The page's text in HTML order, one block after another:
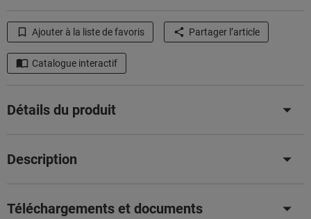
Ajouter à la liste de favoris Partager l’article
Catalogue interactif
Détails du produit
Description
Téléchargements et documents